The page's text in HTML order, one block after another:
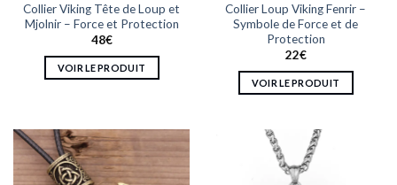
du
produit
Collier Viking Tête de Loup et
Mjolnir – Force et Protection
48€
VOIR LE PRODUIT
plusieurs
variations.
Les
Collier Loup Viking Fenrir –
Symbole de Force et de
Protection
22€
VOIR LE PRODUIT
plusieurs
variations.